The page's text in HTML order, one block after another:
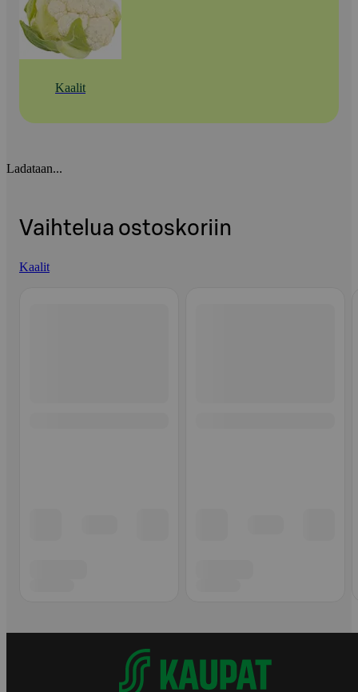
Kaalit
Ladataan...
Vaihtelua ostoskoriin
Kaalit